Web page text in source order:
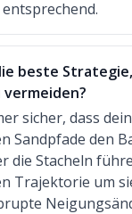
beste
vermeiden?
sicher, dass
Sandpfade den
die Stacheln
Trajektorie um